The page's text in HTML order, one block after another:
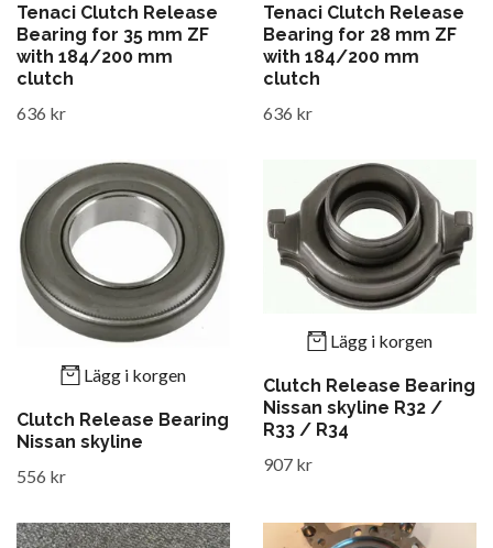
Tenaci Clutch Release
Bearing for 35 mm ZF
with 184/200 mm
clutch
636 kr
Tenaci Clutch Release
Bearing for 28 mm ZF
with 184/200 mm
clutch
636 kr
Lägg i korgen
Clutch Release Bearing
Nissan skyline
556 kr
Lägg i korgen
Clutch Release Bearing
Nissan skyline R32 /
R33 / R34
907 kr